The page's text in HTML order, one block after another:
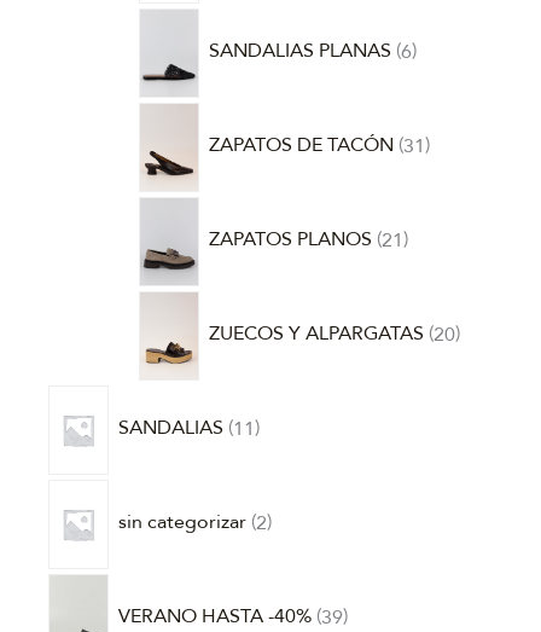
SANDALIAS PLANAS 6
ZAPATOS DE TACÓN 31
ZAPATOS PLANOS 21
ZUECOS Y ALPARGATAS 20
SANDALIAS 11
sin categorizar 2
VERANO HASTA -40% 39